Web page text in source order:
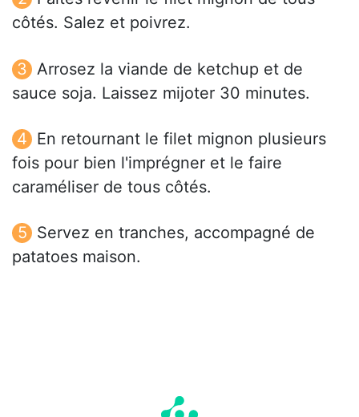
côtés. Salez et poivrez.
Arrosez la viande de ketchup et de
sauce soja. Laissez mijoter 30 minutes.
En retournant le filet mignon plusieurs
fois pour bien l'imprégner et le faire
caraméliser de tous côtés.
Servez en tranches, accompagné de
patatoes maison.